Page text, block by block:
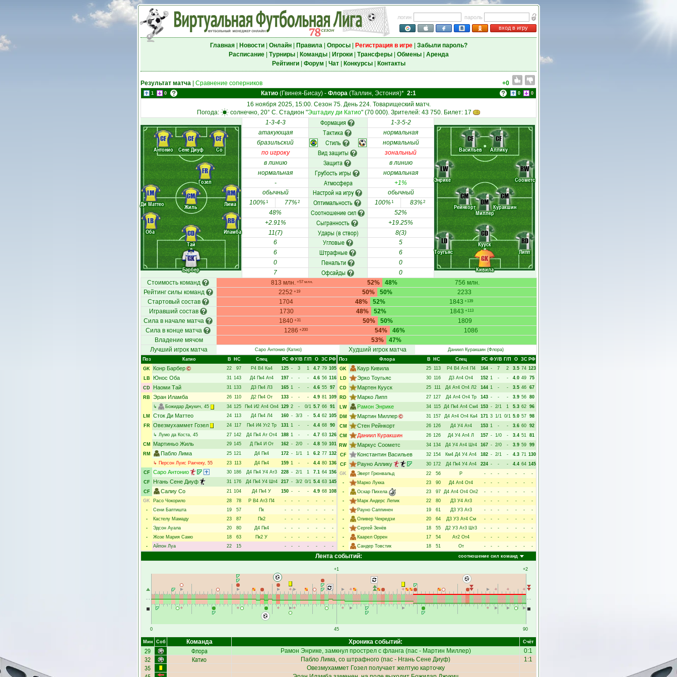
логин
пароль
вход в игру
Главная| Новости| Онлайн| Правила| Опросы| Регистрация в игре| Забыли пароль?
Расписание| Турниры| Команды| Игроки| Трансферы| Обмены| Аренда
Рейтинги| Форум Чат| Конкурсы| Контакты
Результат матча Сравнение соперников +0
1 0 Катио (Гвинея-Бисау) - Флора (Таллин, Эстония)* 2:1 0 0
16 ноября 2025, 15:00. Сезон 75. День 224. Товарищеский матч.
Погода:
солнечно, 20° C. Стадион "Эштадиу ди Катио" (70 000). Зрителей: 43 750. Билет: 17
Барбер
Оба
Тай
Иламба
Ди Маттео
Гозел
Жиль Лима
Антонио Сене Диуф Со
GK
LB
CD
RB
LM
FR
CM RM
CF CF CF
1-3-4-3 Формация 1-3-5-2
Кивила
Тоугьяс
Кууск
Липп
Энрике
Миллер
Рейнкорт Куракшин
Соометс
Васильев Аллику
GK
LD
CD
RD
LW
DM
CM CM
RW
CF CF
атакующая Тактика
нормальная
бразильский
Стиль
нормальный
по игроку
Вид защиты
зональный
в линию
Защита
в линию
нормальная
Грубость игры
нормальная
-
Атмосфера
+1%
обычный
Настрой на игру
обычный
100%1 77%2 Оптимальность 100%1 83%2
48% Соотношение сил
52%
+2.91%
Сыгранность
+19.25%
11(7)
Удары (в створ)
8(3)
6
Угловые
5
6
Штрафные
6
0
Пенальти
0
7
Офсайды
0
Стоимость команд
813 млн. +57 млн. 52% 756 млн.
48%
Рейтинг силы команд
2252 +19 50% 2233
50%
Стартовый состав
1704 48% 1843 +139
52%
Игравший состав
1730 48% 1843 +113
52%
Сила в начале матча
1840 +31 50% 1809
50%
Сила в конце матча
1286 +200 54% 1086
46%
Владение мячом
53%
47%
Лучший игрок матча
Саро Антонио(Катио) Худший игрок матча Даниил Куракшин (Флора)
Поз
Катио В НC Спец РC ФУ/В Г/П О ЗС РФ
GK
Конр Барбер 22 97 Р4 В4 Ка4 125 - 3 1 4.7 79 105
LB
Юнос Оба 31 143 Д4 Пк4 Ат4 197 - - - 4.6 56 116
CD
Наоми Тай 31 133 Д3 Пк4 Л3 165 1 - - 4.6 55 97
RB
Эран Иламба 26 110 Д2 Пк4 От 133 - - - 4.9 81 109
↳
Божидар Джукич, 45 34 125 Пк4 И2 Ат4 Оп4 129 2 - 0/1 5.7 66 91
LM
Сток Ди Маттео 24 113 Д4 Пк4 Л4 160 - 3/3 - 5.4 62 105
FR
Овезмухаммет Гозел 24 117 Пк4 И4 Уг2 Тр 131 1 - - 4.4 68 90
↳ Лумо да Коста, 45 27 142 Д4 Пк4 Ат От4 188 1 - - 4.7 63 126
CM
Мартиньо Жиль 29 145 Д Пк4 И От 162 - 2/0 - 4.8 59 101
RM
Пабло Лима 25 121 Д4 Пк4 172 - 1/1 1 6.2 77 132
↳ Персон Луис Ракчеку, 55 23 113 Д4 Пк4 159 1 - - 4.4 80 136
CF
Саро Антонио 30 186 Д4 Пк4 У4 Ат3 228 - 2/1 1 7.1 64 156
CF
Нгань Сене Диуф 31 176 Д4 Пк4 У4 Шт4 217 - 3/2 0/1 5.4 63 145
CF
Салиу Со 21 104 Д4 Пк4 У 150 - - - 4.9 68 108
GK
Расо Чокорило 28 78 Р В4 Ат3 П4 - - - - - -
-
-
Сени Баптишта 19 57 Пк - - - - - -
-
-
Кастелу Мамаду 23 87 Пк2 - - - - - -
-
-
Эдсон Ауала 20 80 Д4 Пк4 - - - - - -
-
-
Жозе Мария Само 18 63 Пк2 У - - - - - -
-
-
Айпон Луа 22 15 - - - - - - -
Поз Флора В НC Спец РC ФУ/В Г/П О ЗС РФ
GK
Каур Кивила 25 113 Р4 В4 Ат4 П4 164 - 7 2 3.5 74 123
LD
Эрко Тоугьяс 30 116 Д3 Ат4 От4 152 1 - - 4.0 49 75
CD
Мартен Кууск 25 111 Д4 Ат4 От4 Л2 144 1 - - 3.5 46 67
RD
Марко Липп 27 127 Д4 Ат4 От4 Тр 143 - - - 3.9 56 80
LW
Рамон Энрике 34 115 Д4 Пк4 Ат4 См4 153 - 2/1 1 5.3 62 96
DM
Мартин Миллер 31 157 Д4 Ат4 От4 Ка4 171 3 1/1 0/1 5.0 57 98
CM
Стен Рейнкорт 26 126 Д4 У4 Ат4 153 1 - - 3.6 60 92
CM
Даниил Куракшин 26 126 Д4 У4 Ат4 Л 157 - 1/0 - 3.4 51 81
RW
Маркус Соометс 34 134 Д4 У4 Ат4 Шт4 167 - 2/0 - 3.9 59 99
CF
Константин Васильев 32 154 Км4 Д4 У4 Ат4 182 - 2/1 - 4.3 71 130
CF
Рауно Аллику 30 172 Д4 Пк4 У4 Ат4 224 - - - 4.4 64 145
GK
Эверт Грюнвальд 22 56 Р - - - - - -
-
-
Марко Лукка 23 90 Д4 Ат4 От4 - - - - - -
-
-
Оскар Пихела 23 97 Д4 Ат4 От4 Оп2 - - - - - -
-
-
Марк Андерс Лепик 22 80 Д3 У4 Ат3 - - - - - -
-
-
Рауно Саппинен 19 61 Д3 У3 Ат3 - - - - - -
-
-
Оливер Чекредэи 20 64 Д3 У3 Ат4 См - - - - - -
-
-
Сергей Зенёв 18 55 Д2 У3 Ат3 Шт3 - - - - - -
-
-
Каарел Оррен 17 54 Ат2 От4 - - - - - -
-
-
Сандер Товстик 18 51 От - - - - - -
-
соотношение сил команд
Лента событий:
0
+1
45
+2
90
Мин Соб Команда Хроника событий: Счёт
29 Флора Рамон Энрике, замкнул прострел с фланга (пас - Мартин Миллер) 0:1
32 Катио Пабло Лима, со штрафного (пас - Нгань Сене Диуф) 1:1
35 Овезмухаммет Гозелполучает желтую карточку